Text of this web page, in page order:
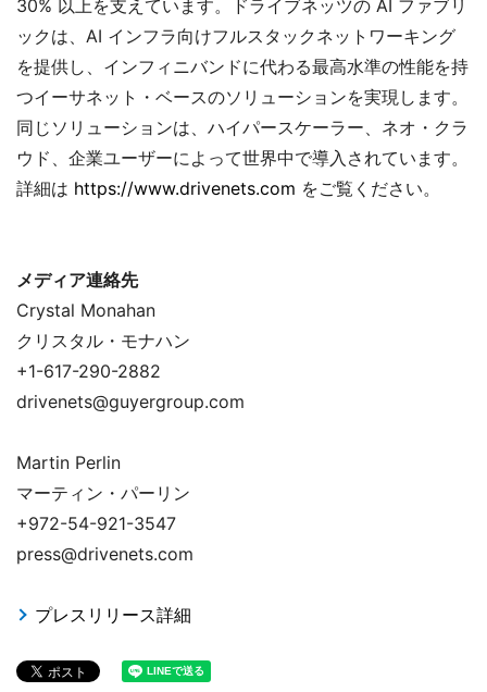
30% 以上を支えています。ドライブネッツの AI ファブリ
ックは、AI インフラ向けフルスタックネットワーキング
を提供し、インフィニバンドに代わる最高水準の性能を持
つイーサネット・ベースのソリューションを実現します。
同じソリューションは、ハイパースケーラー、ネオ・クラ
ウド、企業ユーザーによって世界中で導入されています。
詳細は https://www.drivenets.com をご覧ください。
メディア連絡先
Crystal Monahan
クリスタル・モナハン
+1-617-290-2882
drivenets@guyergroup.com
Martin Perlin
マーティン・パーリン
+972-54-921-3547
press@drivenets.com
プレスリリース詳細